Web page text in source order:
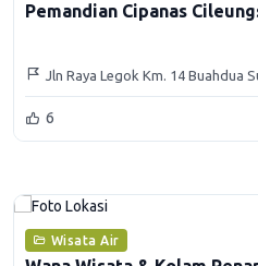
Pemandian Cipanas
Jln Raya Legok Km. 14 Buahdua
6
Wisata Air